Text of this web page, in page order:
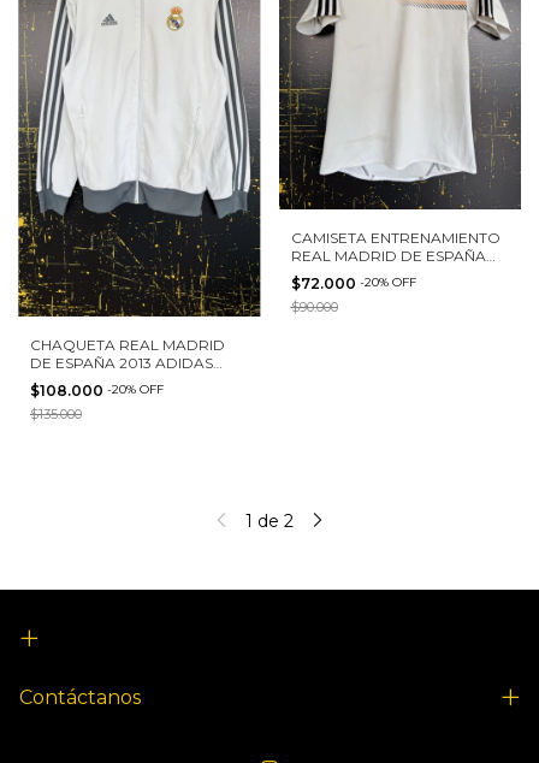
CHAQUETA REAL MADRID
DE ESPAÑA 2013 ADIDAS
TALLA S
$108.000 -20% OFF
$135.000
CAMISETA ENTRENAMIENTO
REAL MADRID DE ESPAÑA
2013 ADIDAS TALLA S
$72.000 -20% OFF
$90.000
1 de 2
Contáctanos